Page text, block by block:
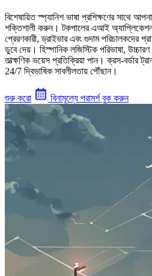
বিশেষায়িত স্প্যানিশ ভাষা প্রশিক্ষণের সাথে
শক্তিশালী করুন। টকপালের এআই
প্রেরণকারী, ড্রাইভার এবং গুদাম পরিচালকদের
ডুবে দেয়। হিস্পানিক লজিস্টিক পরিভাষা,
তাত্ক্ষণিক ভয়েস প্রতিক্রিয়া পান। ক্রস-বর্ডার
24/7 দ্বিভাষিক সাবলীলতায় পৌঁছান।
শুরু করো বিনামূল্যে পরামর্শ বুক করুন